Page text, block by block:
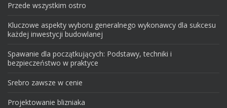
Przede wszystkim ostro
Kluczowe aspekty wyboru generalnego wykonawcy dla sukcesu
każdej inwestycji budowlanej
Spawanie dla początkujących: Podstawy, techniki i
bezpieczeństwo w praktyce
Srebro zawsze w cenie
Projektowanie blizniaka